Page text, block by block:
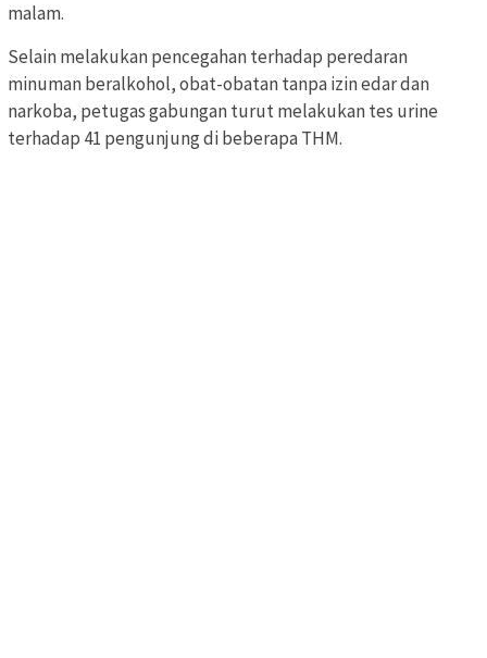
malam.
Selain melakukan pencegahan terhadap peredaran
minuman beralkohol, obat-obatan tanpa izin edar dan
narkoba, petugas gabungan turut melakukan tes urine
terhadap 41 pengunjung di beberapa THM.